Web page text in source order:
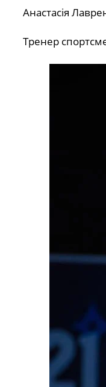
Анастасія
Тренер